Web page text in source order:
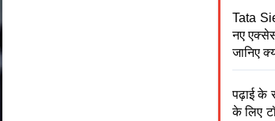
Tata
नए
जानिए
पढ़ाई के
के लिए